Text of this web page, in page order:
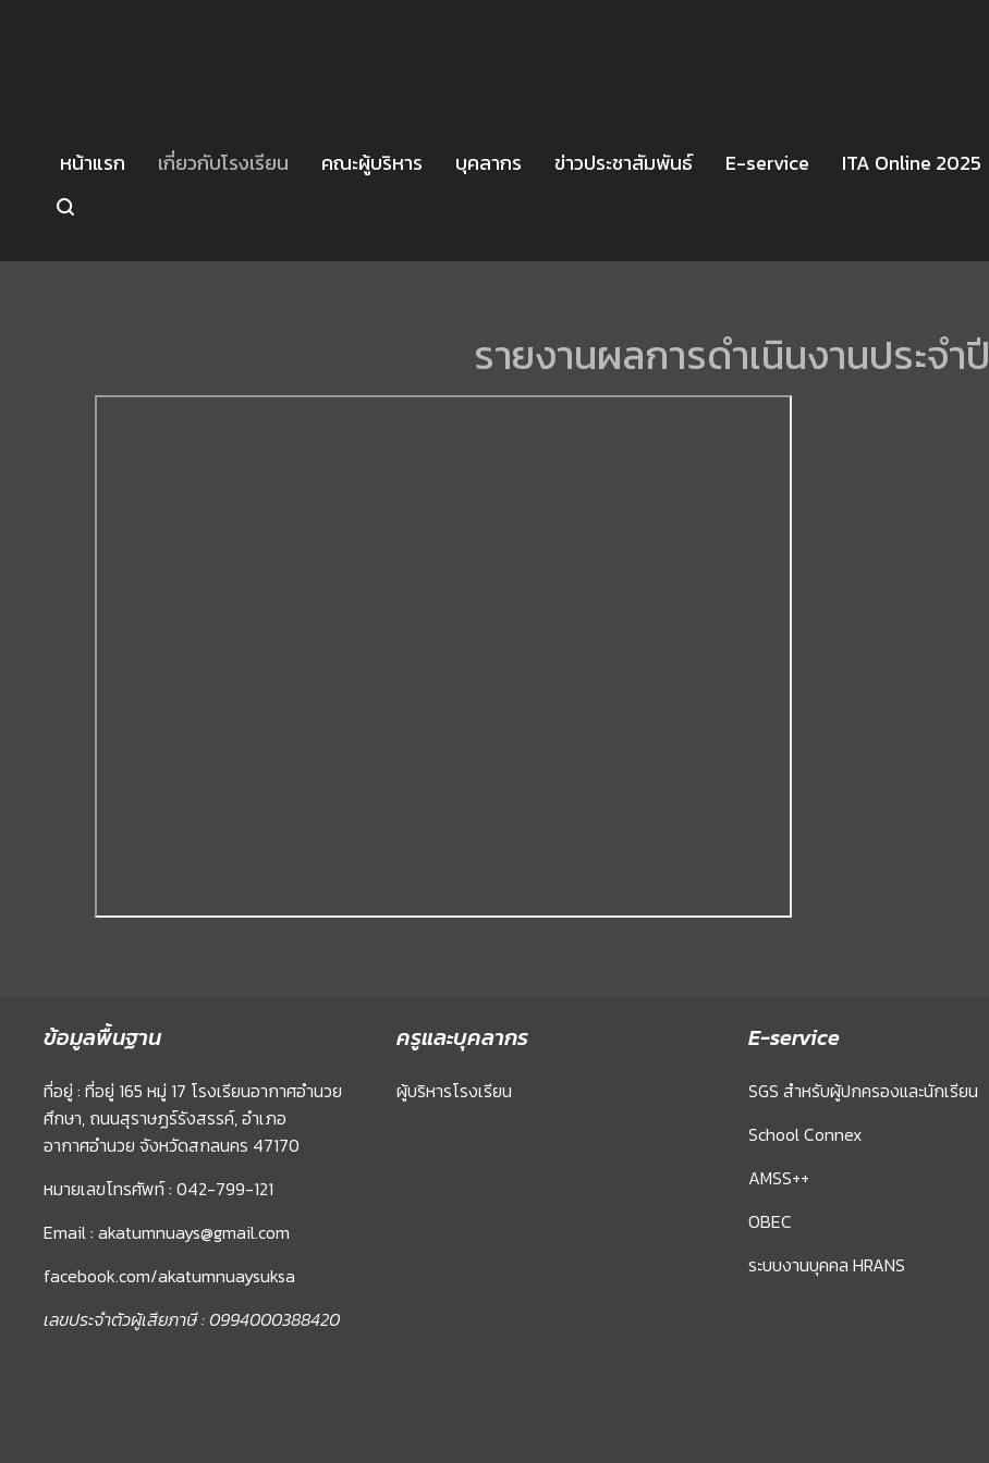
หน้าแรก เกี่ยวกับโรงเรียน คณะผู้บริหาร บุคลากร ข่าวประชาสัมพันธ์ E-service ITA Online 2025
รายงานผลการดำเนินงานประจำปี
ข้อมูลพื้นฐาน
ที่อยู่ : ที่อยู่ 165 หมู่ 17 โรงเรียนอากาศอำนวย
ศึกษา, ถนนสุราษฏร์รังสรรค์, อำเภอ
อากาศอำนวย จังหวัดสกลนคร 47170
หมายเลขโทรศัพท์ : 042-799-121
Email : akatumnuays@gmail.com
facebook.com/akatumnuaysuksa
เลขประจำตัวผู้เสียภาษี : 0994000388420
ครูและบุคลากร
ผู้บริหารโรงเรียน
E-service
SGS สำหรับผู้ปกครองและนักเรียน
School Connex
AMSS++
OBEC
ระบบงานบุคคล HRANS